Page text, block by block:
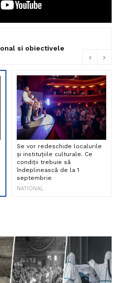
si obiectivele
Se vor redeschide localurile
și instituțiile culturale. Ce
condiții trebuie să
îndeplinească de la 1
septembrie
NATIONAL